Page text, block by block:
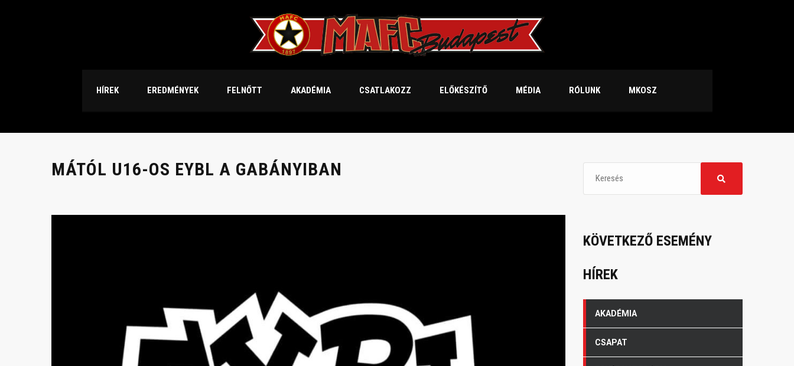
HÍREK EREDMÉNYEK FELNŐTT AKADÉMIA CSATLAKOZZ ELŐKÉSZÍTŐ MÉDIA RÓLUNK MKOSZ
MÁTÓL U16-OS EYBL A GABÁNYIBAN
KÖVETKEZŐ ESEMÉNY
HÍREK
AKADÉMIA
CSAPAT